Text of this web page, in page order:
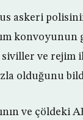
askeri
konvoyunun
siviller ve rejim
olduğunu
ve çöldeki